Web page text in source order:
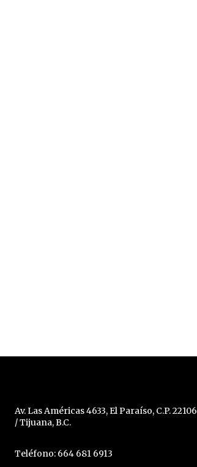
Av. Las Américas 4633, El Paraíso, C.P. 22106
/ Tijuana, B.C.
Teléfono: 664 681 6913